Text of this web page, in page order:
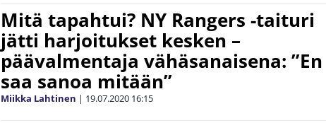
Mitä tapahtui? NY Rangers -taituri
jätti harjoitukset kesken –
päävalmentaja vähäsanaisena: ”En
saa sanoa mitään”
Miikka Lahtinen | 19.07.2020 16:15